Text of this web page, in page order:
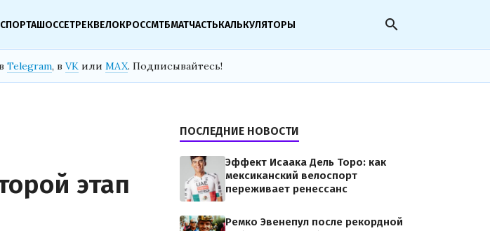
ШОССЕТРЕКВЕЛОКРОССМТБМАТЧАСТЬКАЛЬКУЛЯТОРЫ search
Telegram, в VK или MAX. Подписывайтесь!
этап
ПОСЛЕДНИЕ НОВОСТИ
Эффект Исаака Дель Торо: как
мексиканский велоспорт
переживает ренессанс
Ремко Эвенепул после рекордной